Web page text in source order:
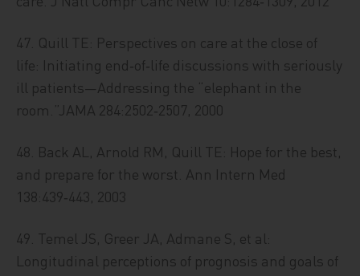
47. Quill TE: Perspectives on care at the close of
life: Initiating end‑of‑life discussions with seriously
ill patients—Addressing the “elephant in the
room.”JAMA 284:2502‑2507, 2000
48. Back AL, Arnold RM, Quill TE: Hope for the best,
and prepare for the worst. Ann Intern Med
138:439‑443, 2003
49. Temel JS, Greer JA, Admane S, et al:
Longitudinal perceptions of prognosis and goals of